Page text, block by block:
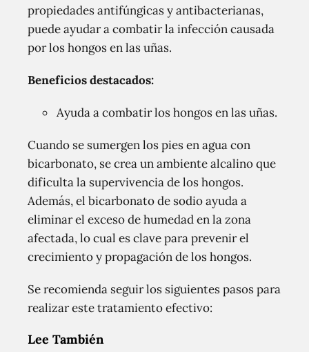
propiedades antifúngicas y antibacterianas,
puede ayudar a combatir la infección causada
por los hongos en las uñas.
Beneficios destacados:
Ayuda a combatir los hongos en las uñas.
Cuando se sumergen los pies en agua con
bicarbonato, se crea un ambiente alcalino que
dificulta la supervivencia de los hongos.
Además, el bicarbonato de sodio ayuda a
eliminar el exceso de humedad en la zona
afectada, lo cual es clave para prevenir el
crecimiento y propagación de los hongos.
Se recomienda seguir los siguientes pasos para
realizar este tratamiento efectivo:
Lee También